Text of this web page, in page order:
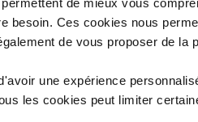
de mieux vous
besoin. Ces cookies nous
de vous proposer de la
une expérience
les cookies peut limiter
du 05/03/2025